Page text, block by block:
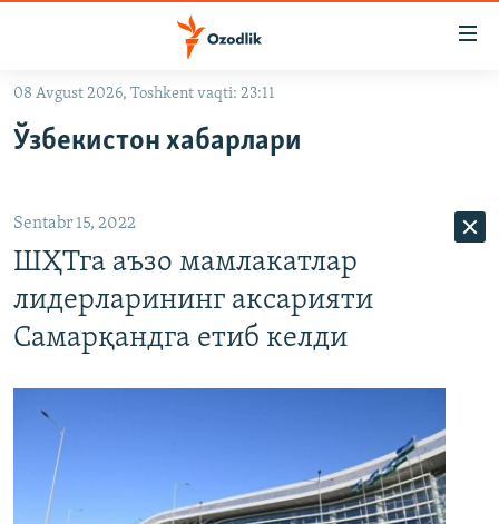
Асосий
Қидиришга
ўтинг
OZODLIK SURISHTIRUVLARI
На русском
ИЖТИМОИЙ ТАРМОҚЛАР
Озодлик бошқа тилларда
08 Avgust 2026, Toshkent vaqti: 23:11
Ўзбекистон хабарлари
Sentabr 15, 2022
ШҲТга аъзо мамлакатлар
лидерларининг аксарияти
Самарқандга етиб келди